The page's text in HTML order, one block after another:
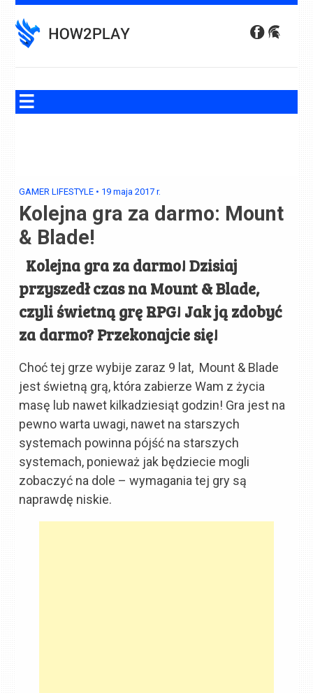
to
content
GAMER LIFESTYLE • 19 maja 2017 r.
Kolejna gra za darmo: Mount
& Blade!
Kolejna gra za darmo! Dzisiaj
przyszedł czas na Mount & Blade,
czyli świetną grę RPG! Jak ją zdobyć
za darmo? Przekonajcie się!
Choć tej grze wybije zaraz 9 lat, Mount & Blade
jest świetną grą, która zabierze Wam z życia
masę lub nawet kilkadziesiąt godzin! Gra jest na
pewno warta uwagi, nawet na starszych
systemach powinna pójść na starszych
systemach, ponieważ jak będziecie mogli
zobaczyć na dole – wymagania tej gry są
naprawdę niskie.